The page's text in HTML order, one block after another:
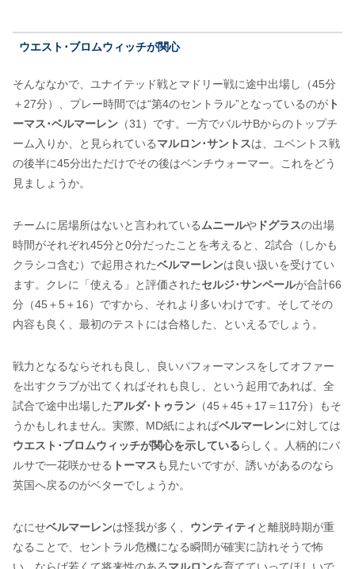
ウエスト･ブロムウィッチが関心
そんななかで、ユナイテッド戦とマドリー戦に途中出場し（45分
＋27分）、プレー時間では“第4のセントラル”となっているのが ト
ーマス･ベルマーレン （31）です。一方でバルサBからのトップチ
ーム入りか、と見られているマルロン･サントスは、ユベントス戦
の後半に45分出ただけでその後はベンチウォーマー。これをどう
見ましょうか。
チームに居場所はないと言われているムニールや ドグラスの出場
時間がそれぞれ45分と0分だったことを考えると、2試合（しかも
クラシコ含む）で起用されたベルマーレンは良い扱いを受けてい
ます。クレに「使える」と評価されたセルジ･サンペールが合計66
分（45＋5＋16）ですから、それより多いわけです。そしてその
内容も良く、最初のテストには合格した、といえるでしょう。
戦力となるならそれも良し、良いパフォーマンスをしてオファー
を出すクラブが出てくればそれも良し、という起用であれば、全
試合で途中出場したアルダ･トゥラン （45＋45＋17＝117分）もそ
うかもしれません。実際、MD紙によればベルマーレンに対しては
ウエスト･ブロムウィッチが関心を示しているらしく。人柄的にバ
ルサで一花咲かせる トーマスも見たいですが、誘いがあるのなら
英国へ戻るのがベターでしょうか。
なにせベルマーレンは怪我が多く、 ウンティティ と離脱時期が重
なることで、セントラル危機になる瞬間が確実に訪れそうで怖
い。ならば若くて将来性のあるマルロンを育てていってほしいで